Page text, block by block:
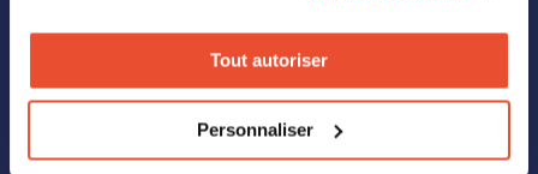
Tout autoriser
Personnaliser
Meet the team
Join us